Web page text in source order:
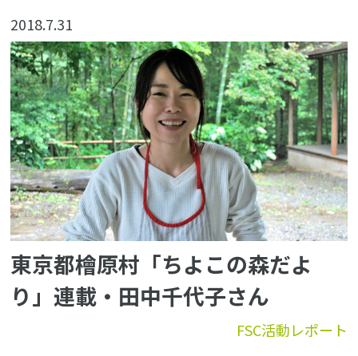
2018.7.31
FSC活動レポート
東京都檜原村「ちよこの森だよ
り」連載・田中千代子さん